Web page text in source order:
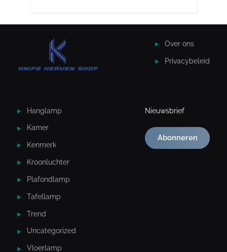
Over ons
Privacybeleid
Hanglamp
Kamer
Kenmerk
Kroonluchter
Plafondlamp
Tafellamp
Trend
Uncategorized
Vloerlamp
Nieuwsbrief
Abonneren